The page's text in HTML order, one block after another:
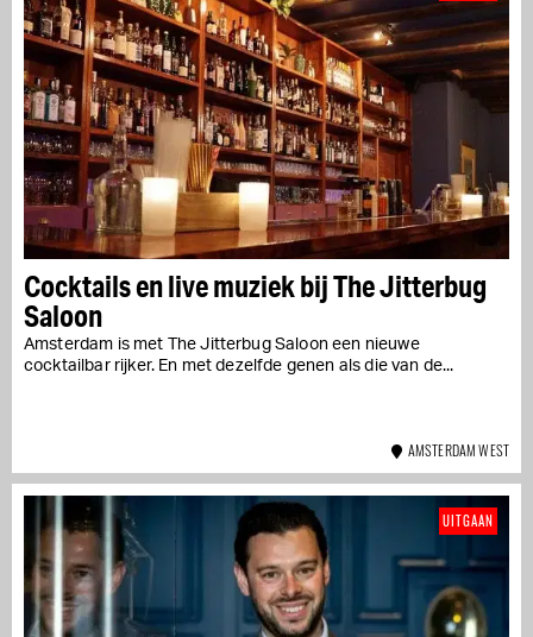
Cocktails en live muziek bij The Jitterbug
Saloon
Amsterdam is met The Jitterbug Saloon een nieuwe
cocktailbar rijker. En met dezelfde genen als die van de...
AMSTERDAM WEST